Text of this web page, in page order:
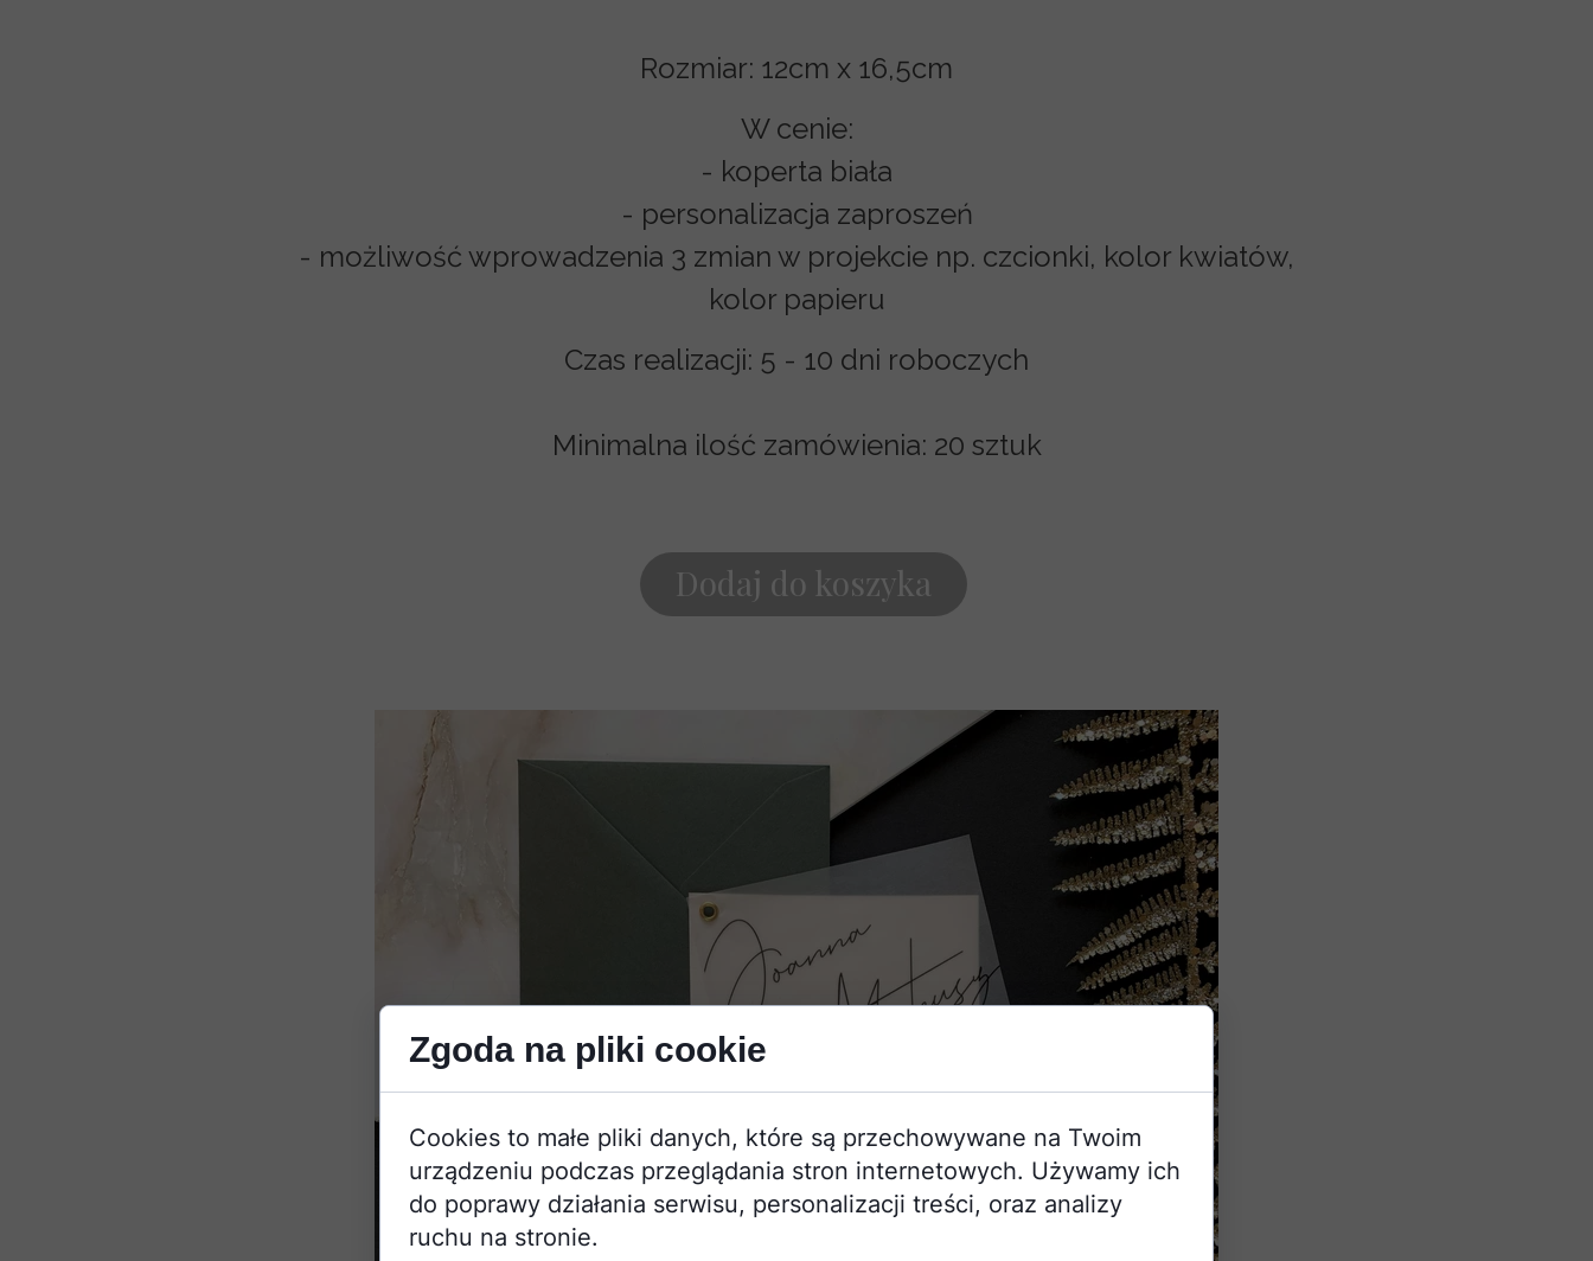
Dodaj do koszyka
Rozmiar: 12cm x 16,5cm
W cenie:
- koperta biała
- personalizacja zaproszeń
- możliwość wprowadzenia 3 zmian w projekcie np. czcionki, kolor kwiatów,
kolor papieru
Czas realizacji: 5 - 10 dni roboczych
Minimalna ilość zamówienia: 20 sztuk
Zgoda na pliki cookie
Cookies to małe pliki danych, które są przechowywane na Twoim
urządzeniu podczas przeglądania stron internetowych. Używamy ich
do poprawy działania serwisu, personalizacji treści, oraz analizy
ruchu na stronie.